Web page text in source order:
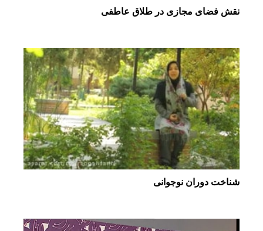
نقش فضای مجازی در طلاق عاطفی
شناخت دوران نوجوانی